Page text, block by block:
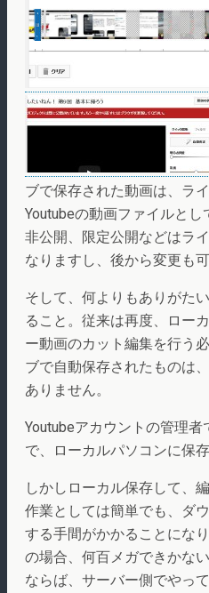
ブで保存された動画は、ラ
Youtubeの動画ファイルとし
非公開、限定公開などはラ
なりますし、後から変更も可
そして、何よりもありがた
ること。従来は再度、ロー
ー動画のカット編集を行う
ブで自動保存されたものは
ありません。
Youtubeアカウントの管理
で、ローカルパソコンに保
しかしローカル保存して、
作業としては簡単でも、ダ
する手間がかかることにな
の場合、何百メガできかな
ならば、サーバー側でやって